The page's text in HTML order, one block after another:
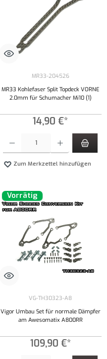
MR33-204526
MR33 Kohlefaser Split Topdeck VORNE
2.0mm für Schumacher Mi10 (1)
14,90 €*
Zum Merkzettel hinzufügen
Vorrätig
VG-TH30323-A8
Vigor Umbau Set für normale Dämpfer
am Awesomatix A800RR
109,90 €*